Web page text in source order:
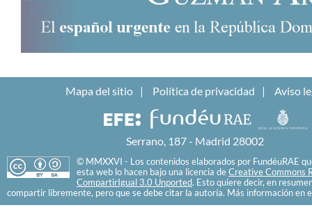
Mapa del sitio Política de privacidad Aviso
Serrano, 187 - Madrid 28002
© MMXXVI - Los contenidos elaborados por FundéuRAE
esta web lo hacen bajo una licencia de Creative Commons
CompartirIgual 3.0 Unported. Esto quiere decir, en
compartir libremente, pero que se debe citar la autoría. Más información en